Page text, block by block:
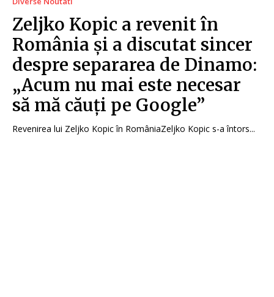
Zeljko Kopic a revenit în
România și a discutat sincer
despre separarea de Dinamo:
„Acum nu mai este necesar
să mă căuți pe Google”
Revenirea lui Zeljko Kopic în RomâniaZeljko Kopic s-a întors...